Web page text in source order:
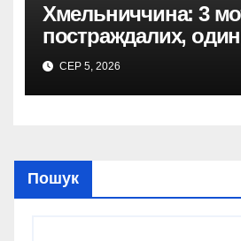
Хмельниччина: 3
постраждалих,
ногу.
СЕР 5, 2026
Пошук